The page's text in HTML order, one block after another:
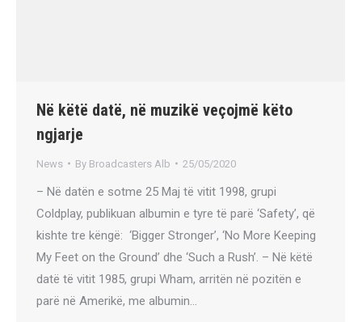
Në këtë datë, në muzikë veçojmë këto
ngjarje
News By Broadcasters Alb 25/05/2020
– Në datën e sotme 25 Maj të vitit 1998, grupi
Coldplay, publikuan albumin e tyre të parë ‘Safety’, që
kishte tre këngë: ‘Bigger Stronger’, ‘No More Keeping
My Feet on the Ground’ dhe ‘Such a Rush’. – Në këtë
datë të vitit 1985, grupi Wham, arritën në pozitën e
parë në Amerikë, me albumin…